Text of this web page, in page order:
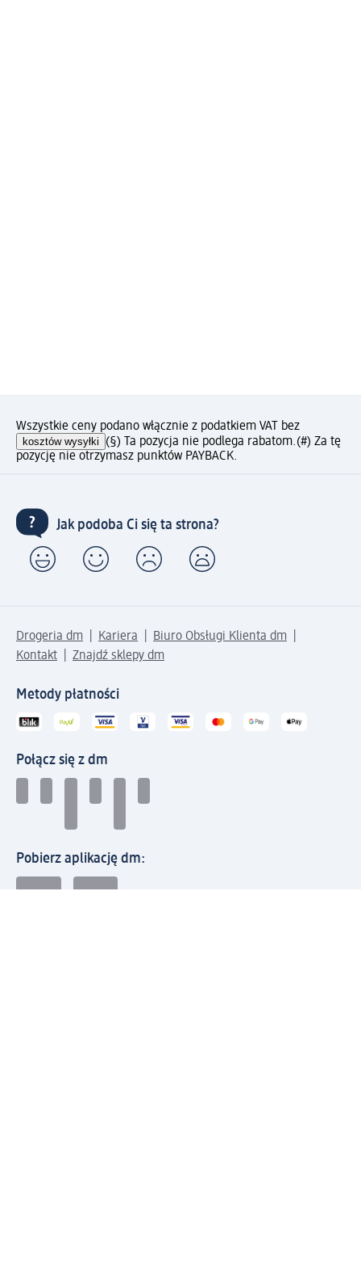
Wszystkie ceny podano włącznie z podatkiem VAT bez
kosztów wysyłki (§) Ta pozycja nie podlega rabatom.(#) Za tę
pozycję nie otrzymasz punktów PAYBACK.
Jak podoba Ci się ta strona?
Drogeria dm Kariera
Biuro Obsługi Klienta dm
Kontakt
Znajdź sklepy dm
Metody płatności
Połącz się z dm
Pobierz aplikację dm: